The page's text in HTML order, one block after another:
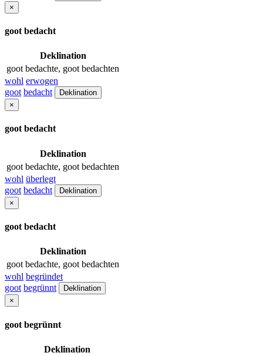
×
goot bedacht
Deklination
goot bedachte, goot bedachten
wohl erwogen
goot bedacht
Deklination
×
goot bedacht
Deklination
goot bedachte, goot bedachten
wohl überlegt
goot bedacht
Deklination
×
goot bedacht
Deklination
goot bedachte, goot bedachten
wohl begründet
goot begrünnt
Deklination
×
goot begrünnt
Deklination